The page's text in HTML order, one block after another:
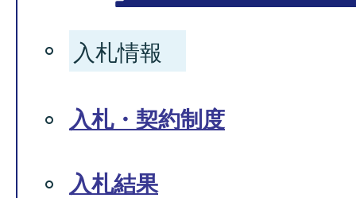
入札情報
入札・契約制度
入札結果